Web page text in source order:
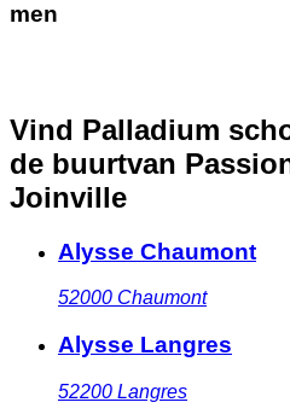
men
Vind Palladium
de buurtvan
Joinville
Alysse Chaumont
52000 Chaumont
Alysse Langres
52200 Langres